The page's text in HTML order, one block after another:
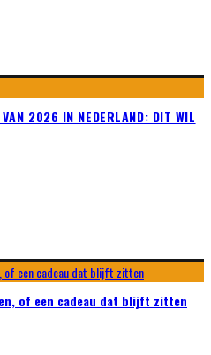
VAN 2026 IN NEDERLAND: DIT WIL
of een cadeau dat blijft zitten